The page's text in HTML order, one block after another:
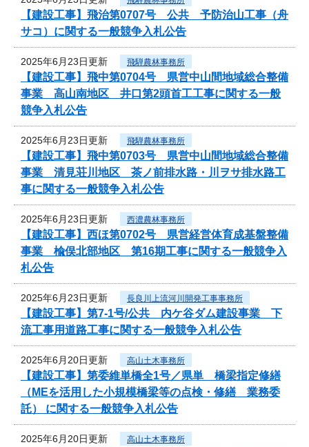
【建設工事】飛治第0707号 公共 予防治山工事（舟
サコ）に関する一般競争入札公告
2025年6月23日更新 飛騨農林事務所
【建設工事】飛中第0704号 県営中山間地域総合整備
事業 高山南地区 井口第2頭首工工事に関する一般
競争入札公告
2025年6月23日更新 飛騨農林事務所
【建設工事】飛中第0703号 県営中山間地域総合整備
事業 清見荘川地区 茶ノ前排水路・川ヲサ排水路工
事に関する一般競争入札公告
2025年6月23日更新 西濃農林事務所
【建設工事】西ほ第0702号 県営経営体育成基盤整備
事業 楡俣北部地区 第16期工事に関する一般競争入
札公告
2025年6月23日更新 長良川上流河川開発工事事務所
【建設工事】第7-1号/公共 内ケ谷ダム建設事業 下
流工事用道路工事に関する一般競争入札公告
2025年6月20日更新 高山土木事務所
【建設工事】第委維単橋全1号／県単 橋梁指定修繕
（MEを活用した小規模橋梁等の点検・修繕 業務委
託） に関する一般競争入札公告
2025年6月20日更新 高山土木事務所